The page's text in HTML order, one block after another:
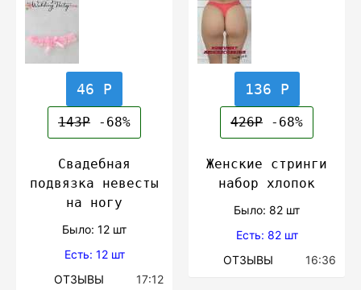
46 Р
143Р -68%
Свадебная
подвязка невесты
на ногу
Было: 12 шт
Есть: 12 шт
ОТЗЫВЫ
17:12
136 Р
426Р -68%
Женские стринги
набор хлопок
Было: 82 шт
Есть: 82 шт
ОТЗЫВЫ
16:36